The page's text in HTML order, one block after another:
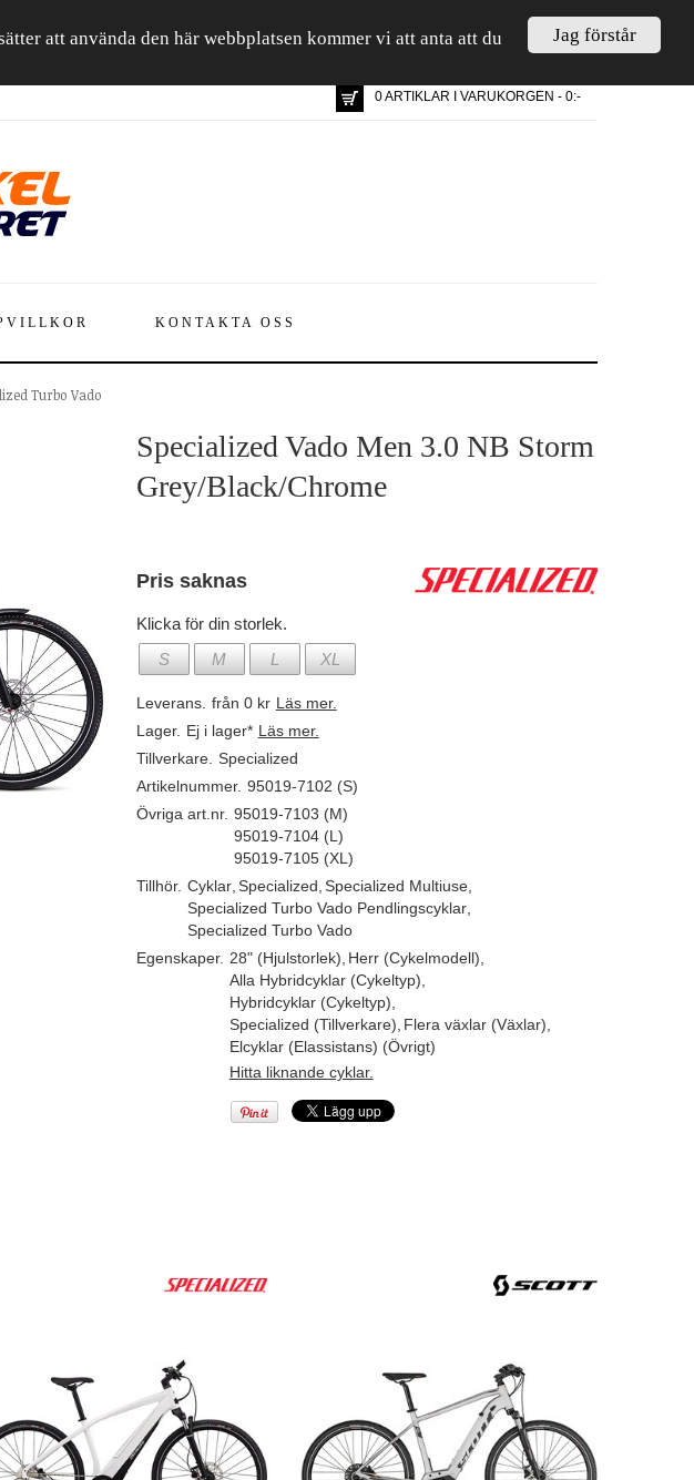
Jag förstår
att använda den här webbplatsen kommer vi att anta att du
0 ARTIKLAR I VARUKORGEN - 0:-
KONTAKTA OSS
Turbo Vado
Specialized Vado Men 3.0 NB Storm
Grey/Black/Chrome
Pris saknas
Klicka för din storlek.
S
M L XL
Leverans. från 0 kr Läs mer.
Lager. Ej i lager* Läs mer.
Tillverkare. Specialized
Artikelnummer. 95019-7102 (S)
Övriga art.nr. 95019-7103 (M)
95019-7104 (L)
95019-7105 (XL)
Tillhör. Cyklar, Specialized Specialized Multiuse,
Specialized Turbo Vado Pendlingscyklar,
Specialized Turbo Vado
Egenskaper. 28" (Hjulstorlek) Herr (Cykelmodell)
Alla Hybridcyklar (Cykeltyp)
Hybridcyklar (Cykeltyp)
Specialized (Tillverkare) Flera växlar (Växlar)
Elcyklar (Elassistans) (Övrigt)
Hitta liknande cyklar.